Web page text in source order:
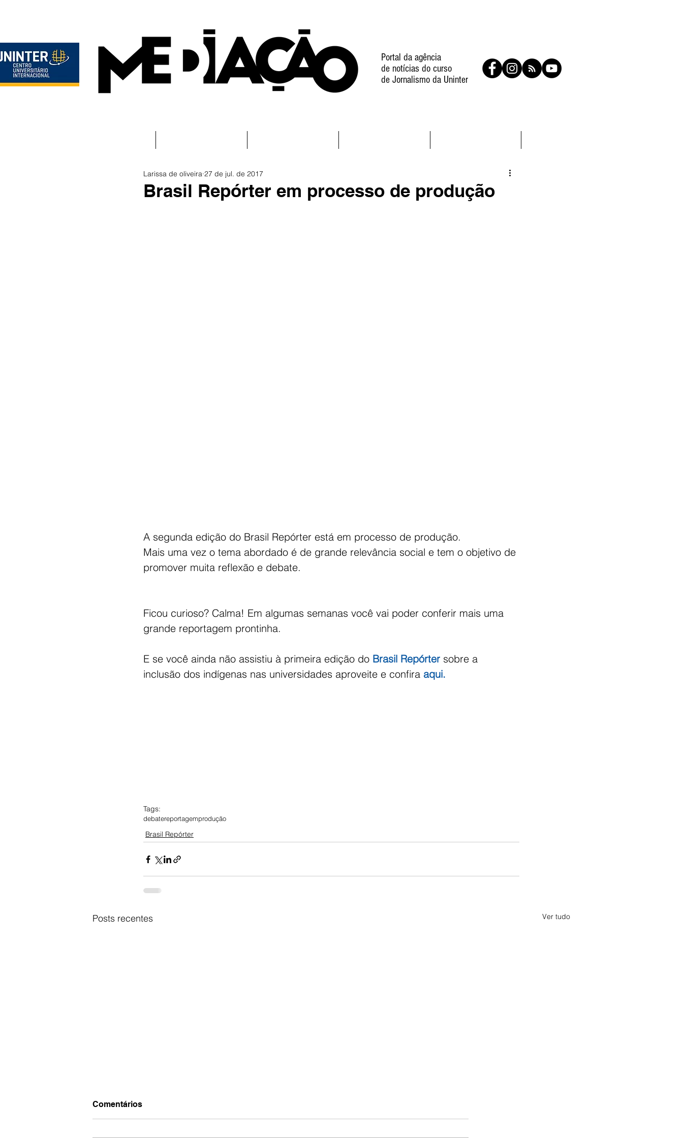
Portal da agência
de notícias do curso
de Jornalismo da Uninter
Brasil Repórter em processo de produção
Larissa de oliveira 27 de jul. de 2017
A segunda edição do Brasil Repórter está em processo de produção.
Mais uma vez o tema abordado é de grande relevância social e tem o objetivo de
promover muita reflexão e debate.
Ficou curioso? Calma! Em algumas semanas você vai poder conferir mais uma
grande reportagem prontinha.
E se você ainda não assistiu à primeira edição do Brasil Repórter sobre a
inclusão dos indígenas nas universidades aproveite e confira aqui.
Tags:
debatereportagemprodução
Brasil Repórter
Posts recentes Ver tudo
Comentários